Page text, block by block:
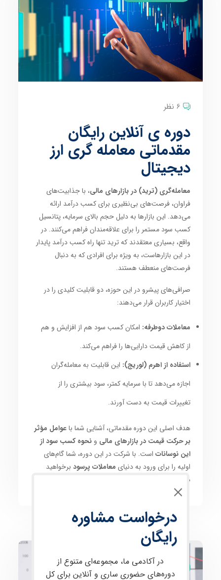
6 نظر
دوره ی آنلاین رایگان
مقدماتی معامله گری ارز
دیجیتال
معامله‌گری (ترید) در بازارهای مالی، با جذابیت‌های
فراوان، فرصت‌های بی‌نظیری برای کسب درآمد ارائه
می‌دهد. این بازارها به دلیل حجم بالای سرمایه، پتانسیل
کسب سود مستمر را برای علاقه‌مندان فراهم می‌کنند. در
واقع، بسیاری معتقدند که ترید تنها راه کسب درآمد پایدار
در این بازارهاست، به ویژه برای افرادی که به دنبال
فرصت‌های منعطف هستند.
صرافی‌های پیشرو در این حوزه، دو قابلیت کلیدی را در
اختیار کاربران قرار می‌دهند:
معاملات دوطرفه: امکان کسب سود هم از افزایش و هم
از کاهش قیمت دارایی‌ها را فراهم می‌کند.
استفاده از اهرم (لوریج): این قابلیت به معامله‌گران
اجازه می‌دهد تا با سرمایه کمتر، سود بیشتری را از
تغییرات قیمت به دست آورند.
هدف اصلی این دوره مقدماتی، آشنایی شما باعوامل مؤثر
بر حرکت قیمت در بازارهای مالی ونحوه کسب سود از
این نوسانات است. با شرکت در این دوره، شما گام‌های
اولیه را برای ورود به دنیای معاملات پرسود برخواهید
داشت.
ارز دیجیتال و فارکس
درخواست مشاوره
رایگان
در آکادمی ما، مجموعه‌ای متنوع از
دوره‌های حضوری ساری و آنلاین برای کل